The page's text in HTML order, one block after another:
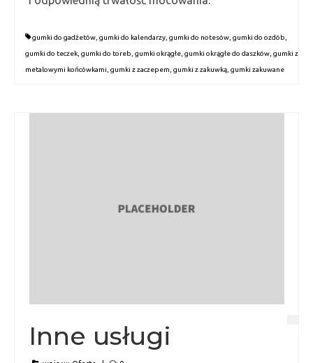
gumki do gadżetów gumki do kalendarzy gumki do notesów gumki do ozdób
gumki do teczek gumki do toreb gumki okrągłe gumki okrągłe do daszków gumki z
metalowymi końcówkami gumki z zaczepem gumki z zakuwką gumki zakuwane
Inne usługi